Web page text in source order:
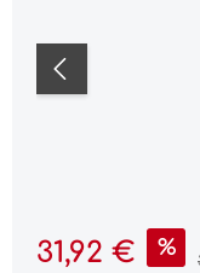
Verkaufspreis:
31,92 € %